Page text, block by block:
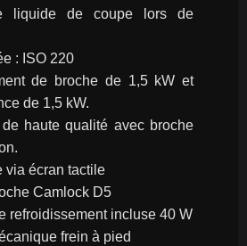
liquide de coupe lors de
: ISO 220
de broche de 1,5 kW et
de 1,5 kW.
haute qualité avec broche
via écran tactile
Camlock D5
refroidissement incluse 40 W
frein à pied